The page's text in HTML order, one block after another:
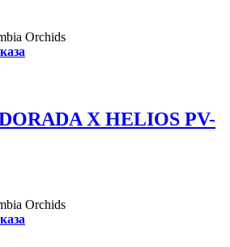
Orchids
X HELIOS PV-
Orchids